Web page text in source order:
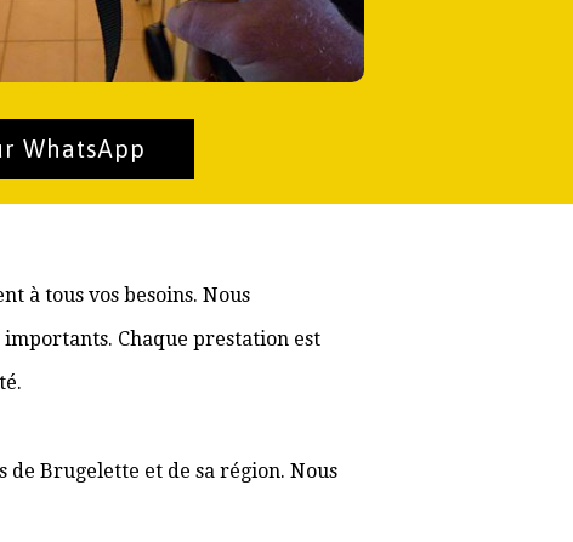
WhatsApp
à tous vos besoins. Nous
Chaque prestation est
Brugelette et de sa région. Nous